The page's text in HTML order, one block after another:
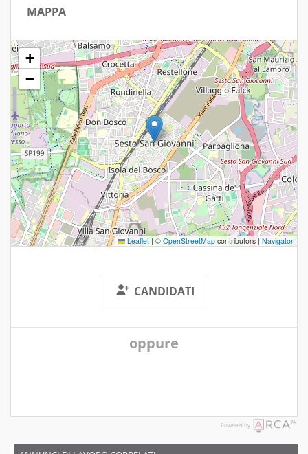
MAPPA
+
−
Leaflet | © OpenStreetMap contributors |Navigator
CANDIDATI
oppure
Powered by